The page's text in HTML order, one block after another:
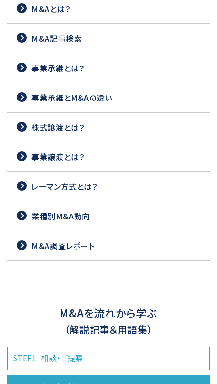
M&Aとは？
M&A記事検索
事業承継とは？
事業承継とM&Aの違い
株式譲渡とは？
事業譲渡とは？
レーマン方式とは？
業種別M&A動向
M&A調査レポート
M&Aを流れから学ぶ
（解説記事＆用語集）
STEP1 相談・ご提案